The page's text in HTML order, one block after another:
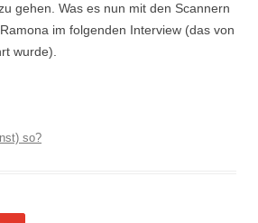
gehen. Was es nun mit den Scannern
im folgenden Interview (das von
wurde).
so?